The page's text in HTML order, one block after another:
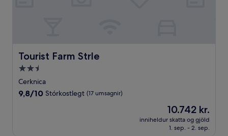
Tourist Farm Strle
Tourist Farm Strle
2.5
stjörnu
gististaður
Cerknica
9.8
9,8/10 Stórkostlegt (17 umsagnir)
Verðið
er
10.742 kr.
10.742 kr.
inniheldur skatta og gjöld
1. sep. - 2. sep.